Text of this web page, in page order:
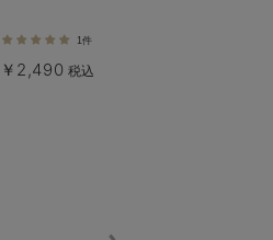
1件
￥2,490 税込